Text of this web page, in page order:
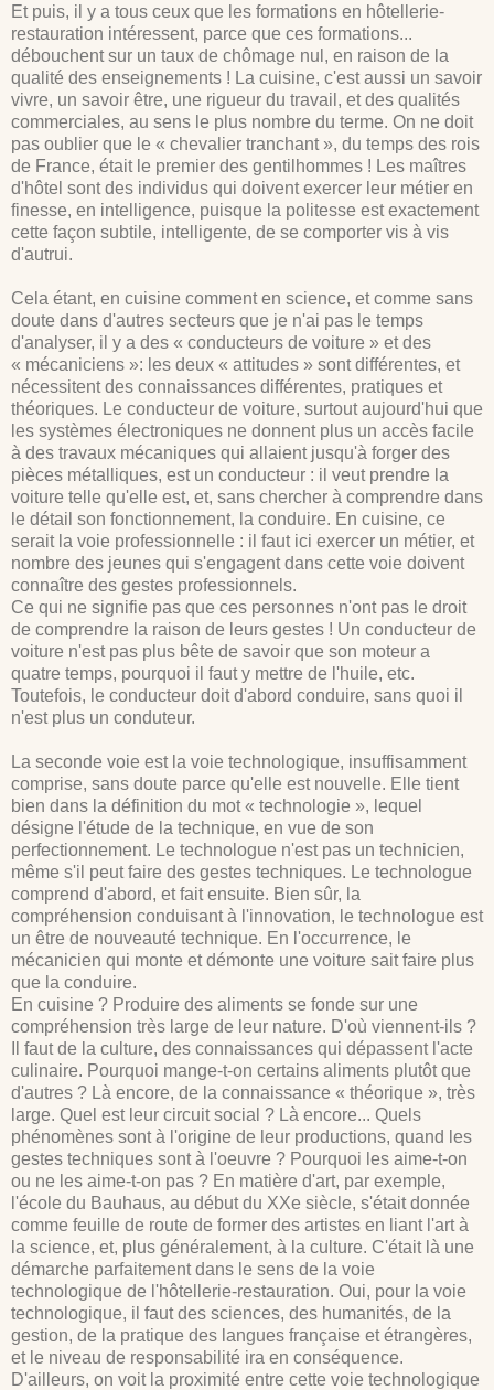
Et puis, il y a tous ceux que les formations en hôtellerie-
restauration intéressent, parce que ces formations...
débouchent sur un taux de chômage nul, en raison de la
qualité des enseignements ! La cuisine, c'est aussi un savoir
vivre, un savoir être, une rigueur du travail, et des qualités
commerciales, au sens le plus nombre du terme. On ne doit
pas oublier que le « chevalier tranchant », du temps des rois
de France, était le premier des gentilhommes ! Les maîtres
d'hôtel sont des individus qui doivent exercer leur métier en
finesse, en intelligence, puisque la politesse est exactement
cette façon subtile, intelligente, de se comporter vis à vis
d'autrui.
Cela étant, en cuisine comment en science, et comme sans
doute dans d'autres secteurs que je n'ai pas le temps
d'analyser, il y a des « conducteurs de voiture » et des
« mécaniciens »: les deux « attitudes » sont différentes, et
nécessitent des connaissances différentes, pratiques et
théoriques. Le conducteur de voiture, surtout aujourd'hui que
les systèmes électroniques ne donnent plus un accès facile
à des travaux mécaniques qui allaient jusqu'à forger des
pièces métalliques, est un conducteur : il veut prendre la
voiture telle qu'elle est, et, sans chercher à comprendre dans
le détail son fonctionnement, la conduire. En cuisine, ce
serait la voie professionnelle : il faut ici exercer un métier, et
nombre des jeunes qui s'engagent dans cette voie doivent
connaître des gestes professionnels.
Ce qui ne signifie pas que ces personnes n'ont pas le droit
de comprendre la raison de leurs gestes ! Un conducteur de
voiture n'est pas plus bête de savoir que son moteur a
quatre temps, pourquoi il faut y mettre de l'huile, etc.
Toutefois, le conducteur doit d'abord conduire, sans quoi il
n'est plus un conduteur.
La seconde voie est la voie technologique, insuffisamment
comprise, sans doute parce qu'elle est nouvelle. Elle tient
bien dans la définition du mot « technologie », lequel
désigne l'étude de la technique, en vue de son
perfectionnement. Le technologue n'est pas un technicien,
même s'il peut faire des gestes techniques. Le technologue
comprend d'abord, et fait ensuite. Bien sûr, la
compréhension conduisant à l'innovation, le technologue est
un être de nouveauté technique. En l'occurrence, le
mécanicien qui monte et démonte une voiture sait faire plus
que la conduire.
En cuisine ? Produire des aliments se fonde sur une
compréhension très large de leur nature. D'où viennent-ils ?
Il faut de la culture, des connaissances qui dépassent l'acte
culinaire. Pourquoi mange-t-on certains aliments plutôt que
d'autres ? Là encore, de la connaissance « théorique », très
large. Quel est leur circuit social ? Là encore... Quels
phénomènes sont à l'origine de leur productions, quand les
gestes techniques sont à l'oeuvre ? Pourquoi les aime-t-on
ou ne les aime-t-on pas ? En matière d'art, par exemple,
l'école du Bauhaus, au début du XXe siècle, s'était donnée
comme feuille de route de former des artistes en liant l'art à
la science, et, plus généralement, à la culture. C'était là une
démarche parfaitement dans le sens de la voie
technologique de l'hôtellerie-restauration. Oui, pour la voie
technologique, il faut des sciences, des humanités, de la
gestion, de la pratique des langues française et étrangères,
et le niveau de responsabilité ira en conséquence.
D'ailleurs, on voit la proximité entre cette voie technologique